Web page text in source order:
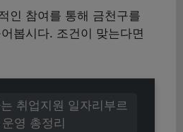
인 참여를 통해 금천구를
봅시다. 조건이 맞는다면
취업지원 일자리부르
영 총정리